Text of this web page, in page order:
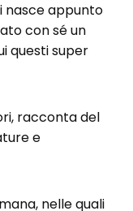
nasce appunto
con sé un
questi super
racconta del
e
nelle quali